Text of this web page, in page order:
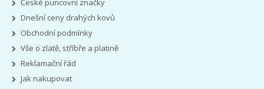
České puncovní značky
Dnešní ceny drahých kovů
Obchodní podmínky
Vše o zlatě, stříbře a platině
Reklamační řád
Jak nakupovat